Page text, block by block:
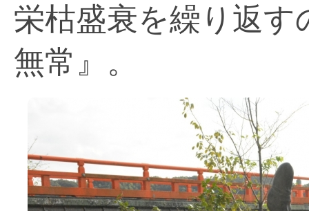
栄枯盛衰を繰り返
無常』。